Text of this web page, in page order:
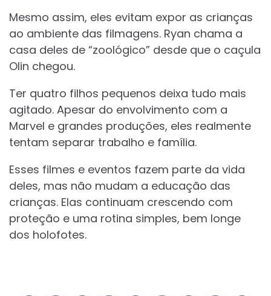
Mesmo assim, eles evitam expor as crianças
ao ambiente das filmagens. Ryan chama a
casa deles de “zoológico” desde que o caçula
Olin chegou.
Ter quatro filhos pequenos deixa tudo mais
agitado. Apesar do envolvimento com a
Marvel e grandes produções, eles realmente
tentam separar trabalho e família.
Esses filmes e eventos fazem parte da vida
deles, mas não mudam a educação das
crianças. Elas continuam crescendo com
proteção e uma rotina simples, bem longe
dos holofotes.